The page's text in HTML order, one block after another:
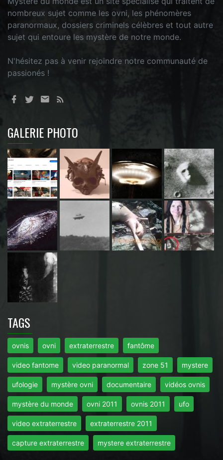
nombreux sujet comme les ovni, les phénomères
paranormaux, dossiers criminels célèbres et tout autre
sujet qui entoure les mystère de notre monde.
N'hésitez pas à venir rejoindre notre communauté de
passionés !
GALERIE PHOTO
TAGS
ovnis ovni extraterrestre fantôme
video fantome video paranormal zone 51 mystere
ufologie mystère ovni documentaire vidéos ovnis
mystère du monde ovni 2011 ovnis 2011 ufo
video extraterrestre extraterrestre 2011
capture extraterrestre mystere extraterrestre